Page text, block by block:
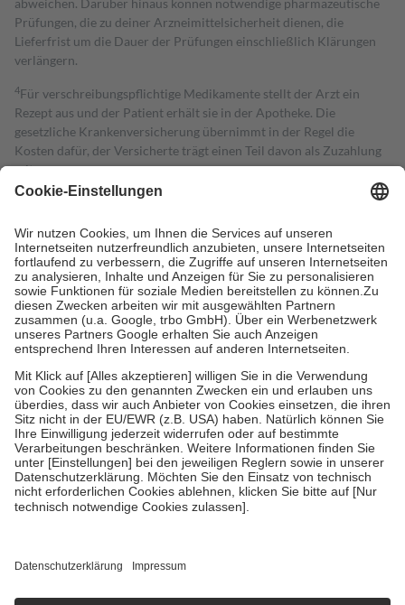
abweichen. Darüber hinaus können notwendige pharmazeutische
Prüfungen, die zu deiner Arzneimittelsicherheit dienen, die
Lieferfrist um die Dauer der Prüfungen einschließlich Klärungen
verlängern.
4Für verschreibungspflichtige Medikamente stellt der Arzt ein
Rezept aus und der Patient erhält sie in der Apotheke. Die
gesetzliche Krankenversicherung übernimmt in der Regel die
Kosten dafür, der Versicherte trägt einen Teil davon als Zuzahlung
mit.
Grundsätzlich leisten Mitglieder Zuzahlungen in Höhe von zehn
höchstens zehn Euro.
Es sind jedoch nie mehr als die tatsächlichen
Kosten der Leistung zu entrichten.
Diese Regeln gelten grundsätzlich auch für Online-Apotheken.
Bei Heilmitteln und häuslicher Krankenpflege beträgt die
Zuzahlung zehn Prozent der Kosten sowie zehn Euro je
Verordnung.
Um das Engagement der Versicherten für ihre eigene Gesundheit zu
stärken und die besondere Stellung der Familie zu unterstützen,
fallenkeine Zuzahlungenan bei:
• Kindern und Jugendlichen bis zum vollendeten 18. Lebensjahr
mit Ausnahme der Fahrkosten
• Untersuchungen zur Vorsorge und Früherkennung, die von der
GKV getragen werden
• empfohlenen Schutzimpfungen
• Harn- und Blutteststreifen
getroffen, um sicherzustellen, dass es sich um echte Bewertungen
https://help.etrusted.com/hc/de/articles/4419944605341